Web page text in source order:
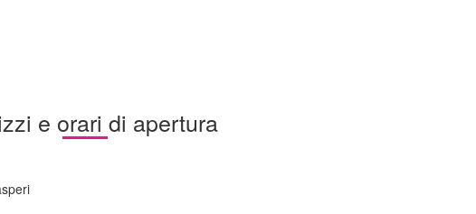
e orari di apertura